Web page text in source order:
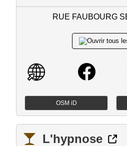
RUE FAUBOURG
OSM iD
L'hypnose